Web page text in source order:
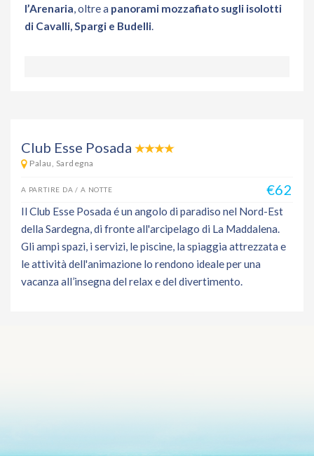
l’Arenaria , oltre a panorami mozzafiato sugli isolotti
di Cavalli, Spargi e Budelli
Club Esse Posada
Palau, Sardegna
A PARTIRE DA / A NOTTE €62
Il Club Esse Posada é un angolo di paradiso nel Nord-Est
della Sardegna, di fronte all'arcipelago di La Maddalena.
Gli ampi spazi, i servizi, le piscine, la spiaggia attrezzata e
le attività dell'animazione lo rendono ideale per una
vacanza all’insegna del relax e del divertimento.